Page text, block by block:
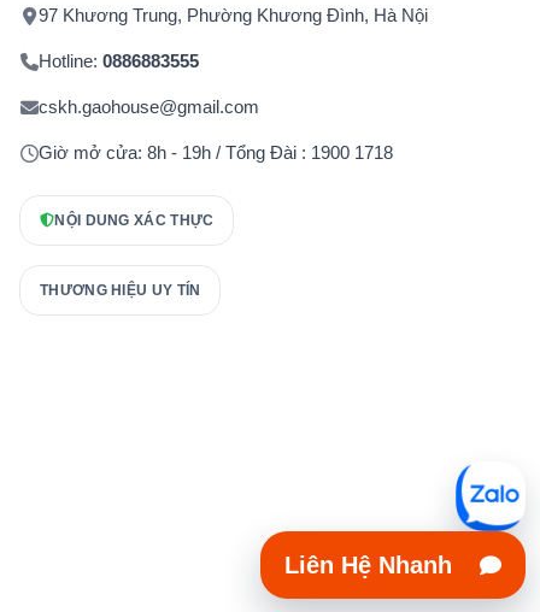
97 Khương Trung, Phường Khương Đình, Hà Nội
Hotline: 0886883555
cskh.gaohouse@gmail.com
Giờ mở cửa: 8h - 19h / Tổng Đài : 1900 1718
NỘI DUNG XÁC THỰC
THƯƠNG HIỆU UY TÍN
Liên Hệ Nhanh